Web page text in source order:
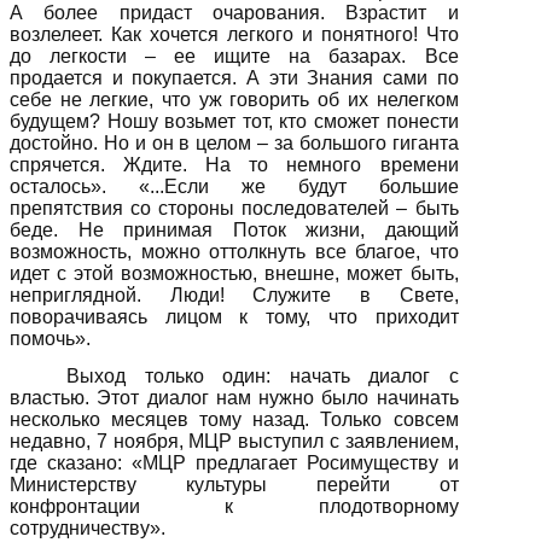
А более придаст очарования. Взрастит и
возлелеет. Как хочется легкого и понятного! Что
до легкости – ее ищите на базарах. Все
продается и покупается. А эти Знания сами по
себе не легкие, что уж говорить об их нелегком
будущем? Ношу возьмет тот, кто сможет понести
достойно. Но и он в целом – за большого гиганта
спрячется. Ждите. На то немного времени
осталось». «...Если же будут большие
препятствия со стороны последователей – быть
беде. Не принимая Поток жизни, дающий
возможность, можно оттолкнуть все благое, что
идет с этой возможностью, внешне, может быть,
неприглядной. Люди! Служите в Свете,
поворачиваясь лицом к тому, что приходит
помочь».
Выход только один: начать диалог с
властью. Этот диалог нам нужно было начинать
несколько месяцев тому назад. Только совсем
недавно, 7 ноября, МЦР выступил с заявлением,
где сказано: «МЦР предлагает Росимуществу и
Министерству культуры перейти от
конфронтации к плодотворному
сотрудничеству».